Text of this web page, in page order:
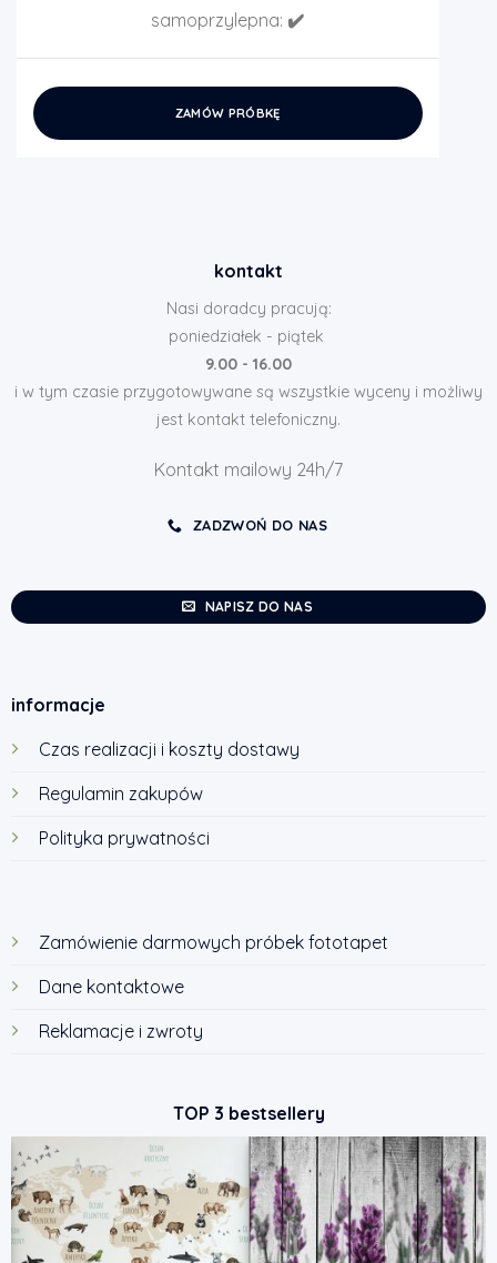
samoprzylepna: ✔️
ZAMÓW PRÓBKĘ
kontakt
Nasi doradcy pracują:
poniedziałek - piątek
9.00 - 16.00
i w tym czasie przygotowywane są wszystkie wyceny i możliwy
jest kontakt telefoniczny.
Kontakt mailowy 24h/7
ZADZWOŃ DO NAS
NAPISZ DO NAS
informacje
Czas realizacji i koszty dostawy
Regulamin zakupów
Polityka prywatności
Zamówienie darmowych próbek fototapet
Dane kontaktowe
Reklamacje i zwroty
TOP 3 bestsellery